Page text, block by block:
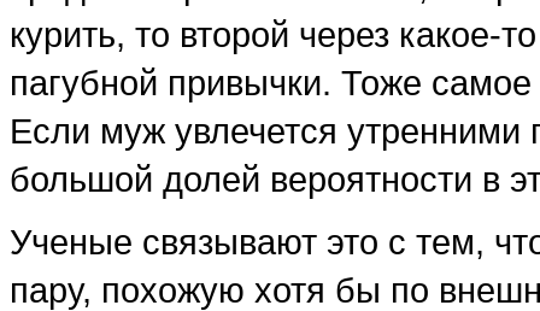
курить, то второй через какое-
пагубной привычки. Тоже
Если муж увлечется
большой долей вероятности в
Ученые связывают это с тем,
пару, похожую хотя бы по